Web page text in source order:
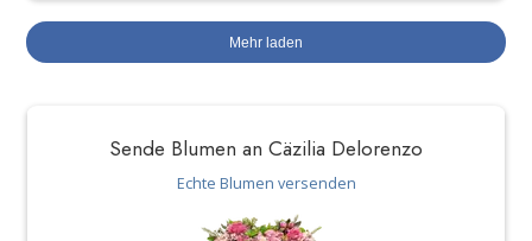
Sende Blumen an Cäzilia Delorenzo
Echte Blumen versenden
Mehr laden